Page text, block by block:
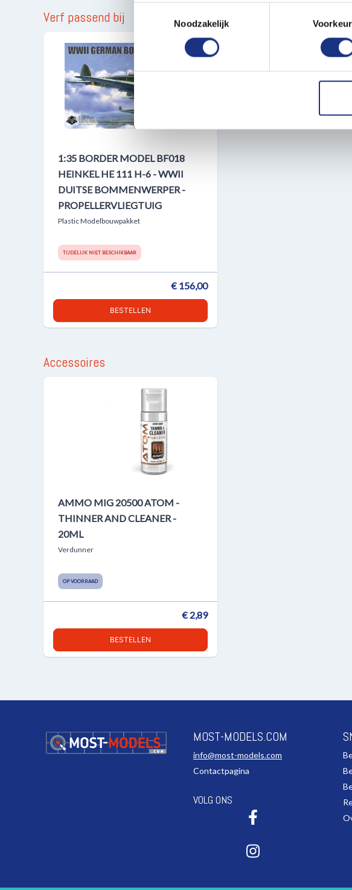
Uw apparaat identificeren door het actief
Lees meer over hoe uw persoonlijke
toestemming op elk moment wijzigen of
websiteverkeer te analyseren. Ook delen we
media, adverteren en analyse. Deze partners
Noodzakelijk
Verf passend bij
1:35 BORDER MODEL BF018
HEINKEL HE 111 H-6 - WWII
DUITSE BOMMENWERPER -
PROPELLERVLIEGTUIG
Plastic Modelbouwpakket
TIJDELIJK NIET BESCHIKBAAR
€ 156,00
BESTELLEN
Accessoires
AMMO MIG 20500 ATOM -
THINNER AND CLEANER -
20ML
Verdunner
OP VOORRAAD
€ 2,89
BESTELLEN
MOST-MODELS.COM
info@most-models.com
Contactpagina
VOLG ONS